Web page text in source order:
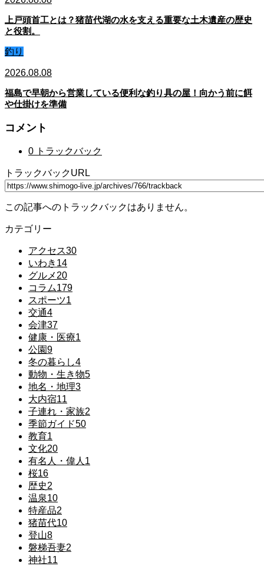
上戸頭首工とは？猪苗代湖の水を支える重要な土木遺産の歴史
と役割。
釣り
2026.08.08
福島で早朝から営業している便利な釣り具の屋！向かう前に餌
や仕掛けを準備
コメント
0 トラックバック
トラックバックURL
この記事へのトラックバックはありません。
カテゴリー
アクセス30
いわき 14
グルメ 20
コラム179
スポーツ1
交通4
会津37
健康・医療1
公園9
冬の暮らし4
動物・生き物5
地名・地理3
大内宿11
子連れ・家族2
季節ガイド50
教育1
文化20
有名人・偉人 1
桜16
歴史2
温泉10
特産品2
猪苗代10
登山8
磐梯吾妻2
神社11